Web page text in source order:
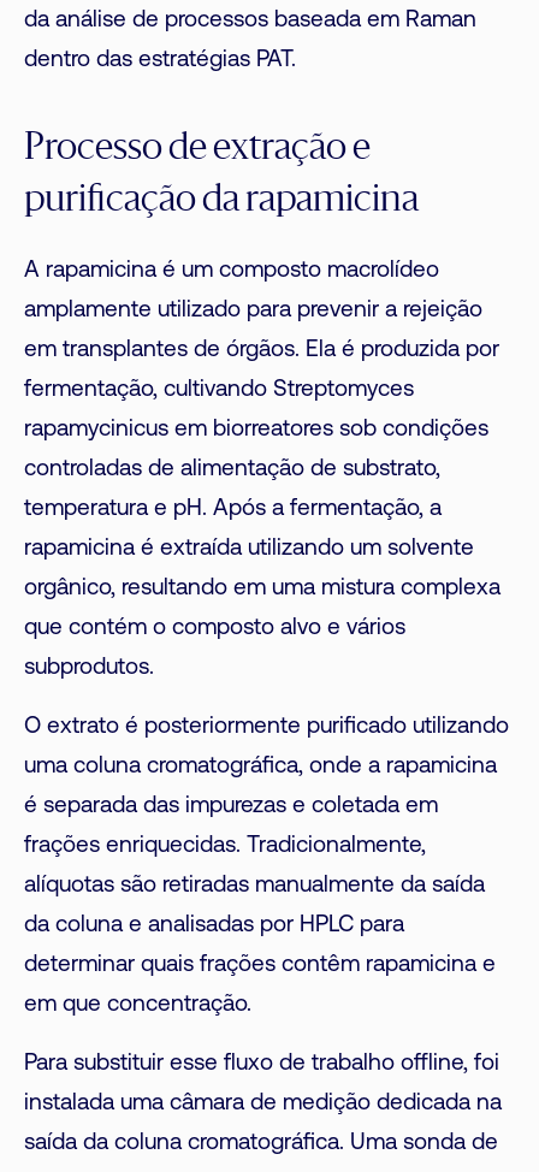
da análise de processos baseada em Raman
dentro das estratégias PAT.
Processo de extração e
purificação da rapamicina
A rapamicina é um composto macrolídeo
amplamente utilizado para prevenir a rejeição
em transplantes de órgãos. Ela é produzida por
fermentação, cultivando Streptomyces
rapamycinicus em biorreatores sob condições
controladas de alimentação de substrato,
temperatura e pH. Após a fermentação, a
rapamicina é extraída utilizando um solvente
orgânico, resultando em uma mistura complexa
que contém o composto alvo e vários
subprodutos.
O extrato é posteriormente purificado utilizando
uma coluna cromatográfica, onde a rapamicina
é separada das impurezas e coletada em
frações enriquecidas. Tradicionalmente,
alíquotas são retiradas manualmente da saída
da coluna e analisadas por HPLC para
determinar quais frações contêm rapamicina e
em que concentração.
Para substituir esse fluxo de trabalho offline, foi
instalada uma câmara de medição dedicada na
saída da coluna cromatográfica. Uma sonda de